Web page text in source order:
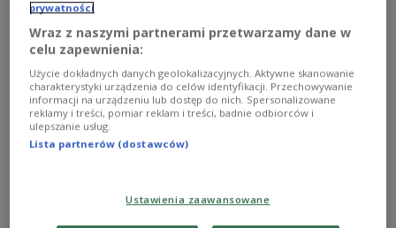
Teatralnie i filmowo
Polski kandydat do Oscara, Polska na festiwalu
teatralnym w Atenach i nowy numer "Kwartalnika
Teatralnego".
Zobacz więcej na temat:Agnieszka Holland
Krzysztof Warlikowski POLSKA Ateny kandydaci
prywatności
Wraz z naszymi partnerami przetwarzamy dane w
celu zapewnienia:
Użycie dokładnych danych geolokalizacyjnych. Aktywne skanowanie
charakterystyki urządzenia do celów identyfikacji. Przechowywanie
informacji na urządzeniu lub dostęp do nich. Spersonalizowane
reklamy i treści, pomiar reklam i treści, badnie odbiorców i
ulepszanie usług.
Lista partnerów (dostawców)
Ustawienia zaawansowane